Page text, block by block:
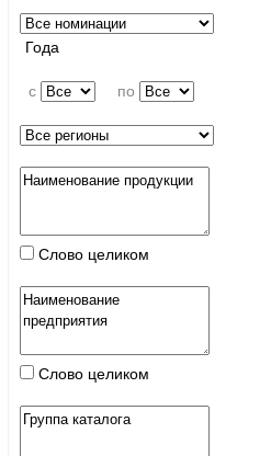
Года
c по
Слово целиком
Слово целиком